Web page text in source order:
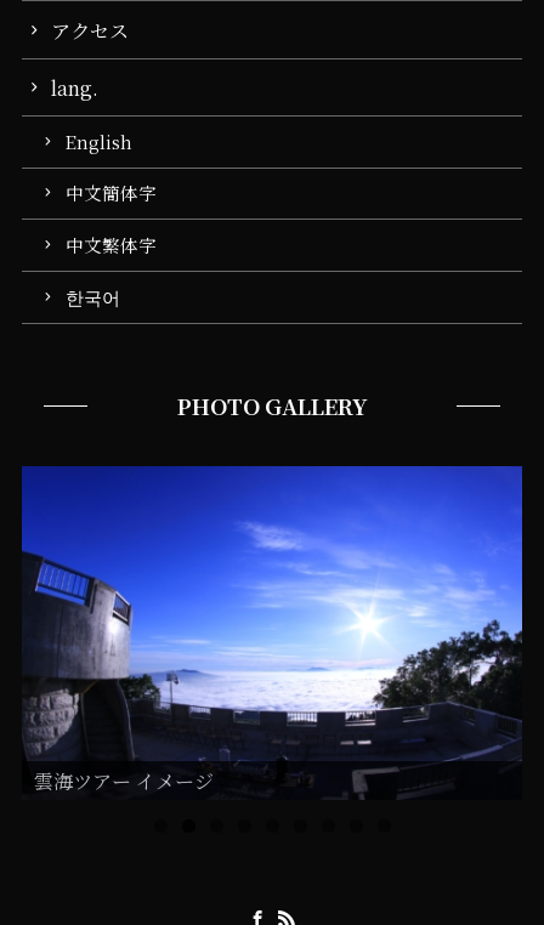
アクセス
lang.
English
中文簡体字
中文繁体字
한국어
PHOTO GALLERY
雲海ツアー イメージ